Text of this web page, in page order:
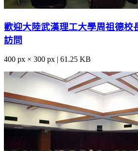
歡迎大陸武漢理工大學周祖德校
訪問
400 px × 300 px | 61.25 KB